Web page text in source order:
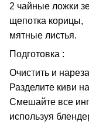
2 чайные ложки
щепотка корицы,
мятные листья.
Подготовка :
Очистить и
Разделите киви
Смешайте все
используя